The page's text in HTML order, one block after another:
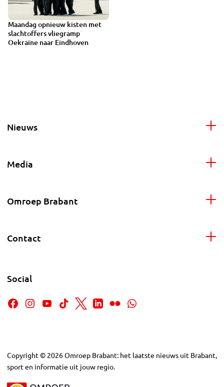
Maandag opnieuw kisten met
slachtoffers vliegramp
Oekraïne naar Eindhoven
Nieuws
Media
Omroep Brabant
Contact
Social
Copyright © 2026Omroep Brabant: het laatste nieuws uit Brabant,
sport en informatie uit jouw regio.